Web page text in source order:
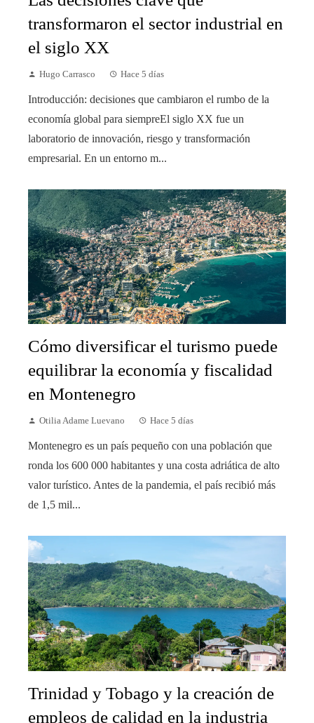
transformaron el sector industrial en
el siglo XX
Hugo Carrasco Hace 5 días
Introducción: decisiones que cambiaron el rumbo de la
economía global para siempreEl siglo XX fue un
laboratorio de innovación, riesgo y transformación
empresarial. En un entorno m...
Cómo diversificar el turismo puede
equilibrar la economía y fiscalidad
en Montenegro
Otilia Adame Luevano Hace 5 días
Montenegro es un país pequeño con una población que
ronda los 600 000 habitantes y una costa adriática de alto
valor turístico. Antes de la pandemia, el país recibió más
de 1,5 mil...
Trinidad y Tobago y la creación de
empleos de calidad en la industria